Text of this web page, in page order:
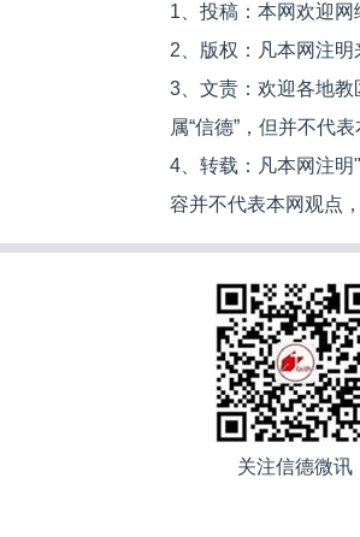
1、投稿：本网欢迎网
2、版权：凡本网注明
3、文责：欢迎各地
属“信德”，但并不代
4、转载：凡本网注明
容并不代表本网观点
关注信德微讯